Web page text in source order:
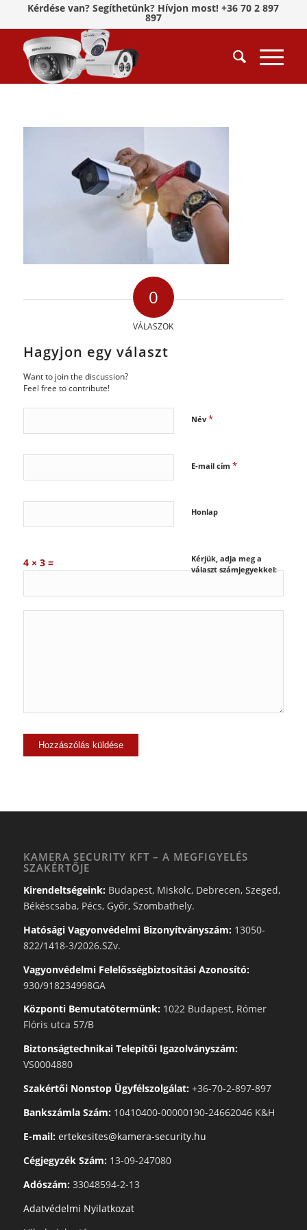
Kérdése van? Segíthetünk? Hívjon most! +36 70 2 897
897
0
VÁLASZOK
Hagyjon egy választ
Want to join the discussion?
Feel free to contribute!
Név *
E-mail cím *
Honlap
Kérjük, adja meg a
választ számjegyekkel:
4 × 3 =
KAMERA SECURITY KFT – A MEGFIGYELÉS
SZAKÉRTŐJE
Kirendeltségeink:Budapest, Miskolc, Debrecen, Szeged,
Békéscsaba, Pécs, Győr, Szombathely.
Hatósági Vagyonvédelmi Bizonyítványszám:13050-
822/1418-3/2026.SZv.
Vagyonvédelmi Felelősségbiztosítási Azonosító:
930/918234998GA
Központi Bemutatótermünk:1022 Budapest, Rómer
Flóris utca 57/B
Biztonságtechnikai Telepítői Igazolványszám:
VS0004880
Szakértői Nonstop Ügyfélszolgálat:+36-70-2-897-897
Bankszámla Szám:10410400-00000190-24662046 K&H
E-mail: ertekesites@kamera-security.hu
Cégjegyzék Szám:13-09-247080
Adószám:33048594-2-13
Adatvédelmi Nyilatkozat